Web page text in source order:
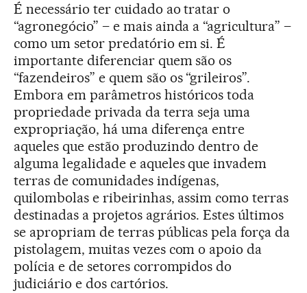
É necessário ter cuidado ao tratar o
“agronegócio” – e mais ainda a “agricultura” –
como um setor predatório em si. É
importante diferenciar quem são os
“fazendeiros” e quem são os “grileiros”.
Embora em parâmetros históricos toda
propriedade privada da terra seja uma
expropriação, há uma diferença entre
aqueles que estão produzindo dentro de
alguma legalidade e aqueles que invadem
terras de comunidades indígenas,
quilombolas e ribeirinhas, assim como terras
destinadas a projetos agrários. Estes últimos
se apropriam de terras públicas pela força da
pistolagem, muitas vezes com o apoio da
polícia e de setores corrompidos do
judiciário e dos cartórios.